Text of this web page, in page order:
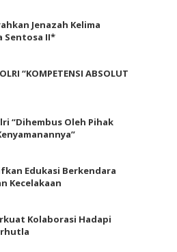
Jenazah Kelima
Sentosa II*
“KOMPETENSI ABSOLUT
“Dihembus Oleh Pihak
Edukasi Berkendara
Kecelakaan
Kolaborasi Hadapi